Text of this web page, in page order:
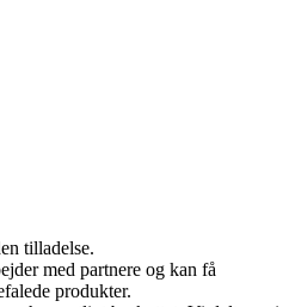
tilladelse.
med partnere og kan få
produkter.